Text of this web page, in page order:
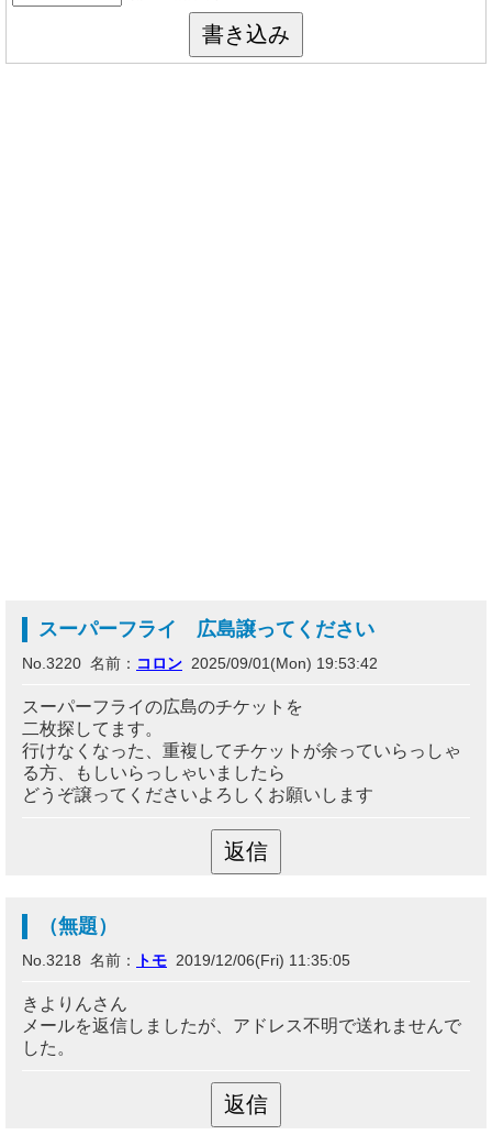
スーパーフライ 広島譲ってください
No.3220 名前： コロン 2025/09/01(Mon) 19:53:42
スーパーフライの広島のチケットを
二枚探してます。
行けなくなった、重複してチケットが余っていらっしゃ
る方、もしいらっしゃいましたら
どうぞ譲ってくださいよろしくお願いします
（無題）
No.3218 名前： トモ 2019/12/06(Fri) 11:35:05
きよりんさん
メールを返信しましたが、アドレス不明で送れませんで
した。